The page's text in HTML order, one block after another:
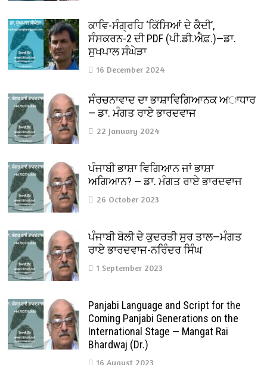
ਕਾਵਿ-ਸੰਗ੍ਰਹਿ ‘ਕਿੱਸਿਆਂ ਦੇ ਕੈਦੀ’,
ਸੰਸਕਰਨ-2 ਦੀ PDF (ਪੀ.ਡੀ.ਐਫ਼.)—ਡਾ.
ਸੁਖਪਾਲ ਸੰਘੇੜਾ
16 December 2024
ਸੰਰਚਨਾਵਾਦ ਦਾ ਭਾਸ਼ਾਵਿਗਿਆਨਕ ਅਾਧਾਰ
— ਡਾ. ਮੰਗਤ ਰਾਏ ਭਾਰਦਵਾਜ
22 January 2024
ਪੰਜਾਬੀ ਭਾਸ਼ਾ ਵਿਗਿਆਨ ਜਾਂ ਭਾਸ਼ਾ
ਅਗਿਆਨ? — ਡਾ. ਮੰਗਤ ਰਾਏ ਭਾਰਦਵਾਜ
26 October 2023
ਪੰਜਾਬੀ ਬੋਲੀ ਦੇ ਕੁਦਰਤੀ ਸੁਰ ਤਾਲ—ਮੰਗਤ
ਰਾਏ ਭਾਰਦਵਾਜ-ਨਰਿੰਦਰ ਸਿੰਘ
1 September 2023
Panjabi Language and Script for the
Coming Panjabi Generations on the
International Stage — Mangat Rai
Bhardwaj (Dr.)
16 August 2023